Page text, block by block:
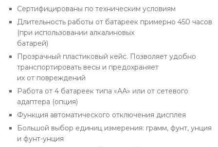
Сертифицированы по техническим условиям
Длительность работы от батареек примерно 450 часов
(при использовании алкалиновых
батарей)
Прозрачный пластиковый кейс. Позволяет удобно
транспортировать весы и предохраняет
их от повреждений
Работа от 4 батареек типа «АА» или от сетевого
адаптера (опция)
Функция автоматического отключения дисплея
Большой выбор единиц измерения: грамм, фунт, унция
и фунт-унция